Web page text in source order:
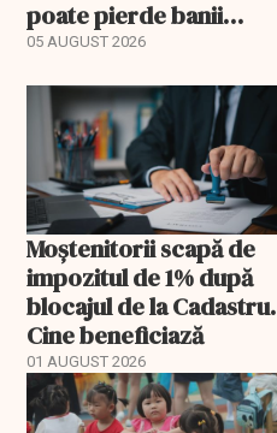
poate pierde banii
ceruți statului
05 AUGUST 2026
Moștenitorii scapă de
impozitul de 1% după
blocajul de la Cadastru.
Cine beneficiază
01 AUGUST 2026